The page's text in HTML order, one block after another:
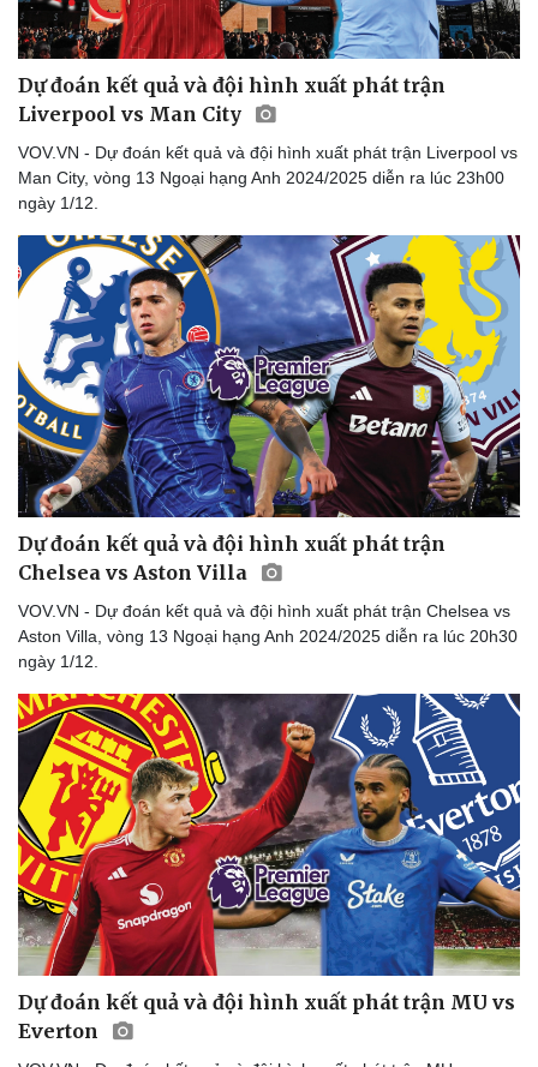
Dự đoán kết quả và đội hình xuất phát trận
Liverpool vs Man City
VOV.VN - Dự đoán kết quả và đội hình xuất phát trận Liverpool vs
Man City, vòng 13 Ngoại hạng Anh 2024/2025 diễn ra lúc 23h00
ngày 1/12.
Dự đoán kết quả và đội hình xuất phát trận
Chelsea vs Aston Villa
VOV.VN - Dự đoán kết quả và đội hình xuất phát trận Chelsea vs
Aston Villa, vòng 13 Ngoại hạng Anh 2024/2025 diễn ra lúc 20h30
ngày 1/12.
Dự đoán kết quả và đội hình xuất phát trận MU vs
Everton